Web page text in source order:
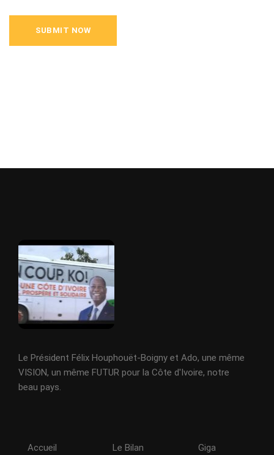
Le Président Félix Houphouët-Boigny et Ado, une même
VISION, un même FUTUR pour la Côte d'Ivoire, notre
beau pays.
Accueil
Le Bilan
Giga